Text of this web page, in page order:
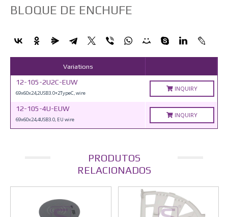
BLOQUE DE ENCHUFE
Variations
12-105-2U2C-EUW
69x60x24,2USB3.0+2TypeC, wire
INQUIRY
12-105-4U-EUW
69x60x24,4USB3.0, EU wire
INQUIRY
PRODUTOS
RELACIONADOS